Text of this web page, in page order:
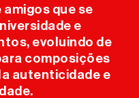
amigos que se
e
evoluindo de
composições
autenticidade e